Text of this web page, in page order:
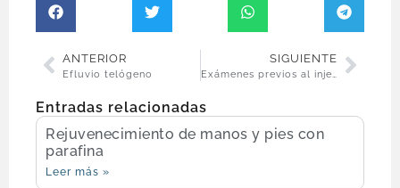
ANTERIOR
Efluvio telógeno
SIGUIENTE
Exámenes previos al injerto capilar
Entradas relacionadas
Rejuvenecimiento de manos y pies con
parafina
Leer más »